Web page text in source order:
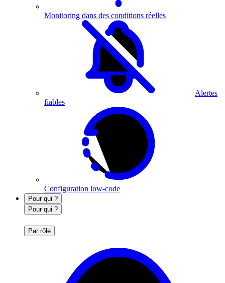
Monitoring dans des conditions réelles
Alertes
fiables
Configuration low-code
Pour qui ?
Pour qui ?
Par rôle